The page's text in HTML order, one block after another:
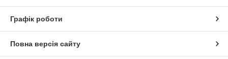
Графік роботи
Повна версія сайту